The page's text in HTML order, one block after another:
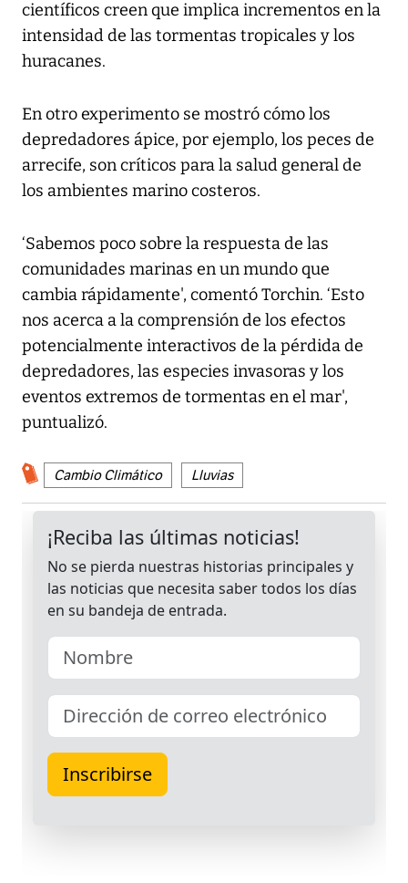
científicos creen que implica incrementos en la
intensidad de las tormentas tropicales y los
huracanes.
En otro experimento se mostró cómo los
depredadores ápice, por ejemplo, los peces de
arrecife, son críticos para la salud general de
los ambientes marino costeros.
‘Sabemos poco sobre la respuesta de las
comunidades marinas en un mundo que
cambia rápidamente', comentó Torchin. ‘Esto
nos acerca a la comprensión de los efectos
potencialmente interactivos de la pérdida de
depredadores, las especies invasoras y los
eventos extremos de tormentas en el mar',
puntualizó.
Cambio Climático Lluvias